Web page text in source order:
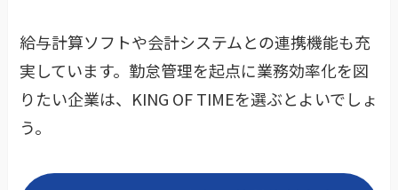
給与計算ソフトや会計システムとの連携機能も充
実しています。勤怠管理を起点に業務効率化を図
りたい企業は、KING OF TIMEを選ぶとよいでしょ
う。